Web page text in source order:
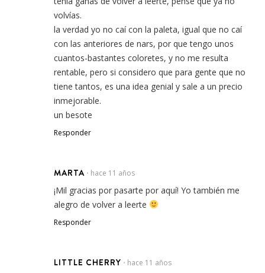
volvías.
la verdad yo no caí con la paleta, igual que no caí
con las anteriores de nars, por que tengo unos
cuantos-bastantes coloretes, y no me resulta
rentable, pero si considero que para gente que no
tiene tantos, es una idea genial y sale a un precio
inmejorable.
un besote
Responder
MARTA • hace 11 años
¡Mil gracias por pasarte por aquí! Yo también me
alegro de volver a leerte
Responder
LITTLE CHERRY • hace 11 años